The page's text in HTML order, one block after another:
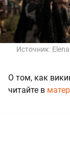
Источник:
О том, как
читайте в